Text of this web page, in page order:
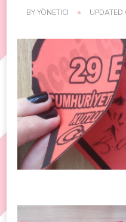
BYYÖNETICI UPDATED